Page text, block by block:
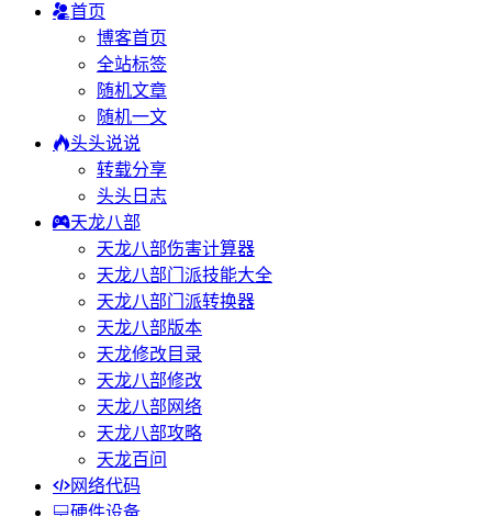
首页
博客首页
全站标签
随机文章
随机一文
头头说说
转载分享
头头日志
天龙八部
天龙八部伤害计算器
天龙八部门派技能大全
天龙八部门派转换器
天龙八部版本
天龙修改目录
天龙八部修改
天龙八部网络
天龙八部攻略
天龙百问
网络代码
硬件设备